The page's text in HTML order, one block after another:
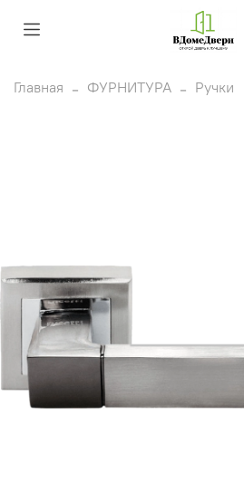
Главная ФУРНИТУРА Ручки